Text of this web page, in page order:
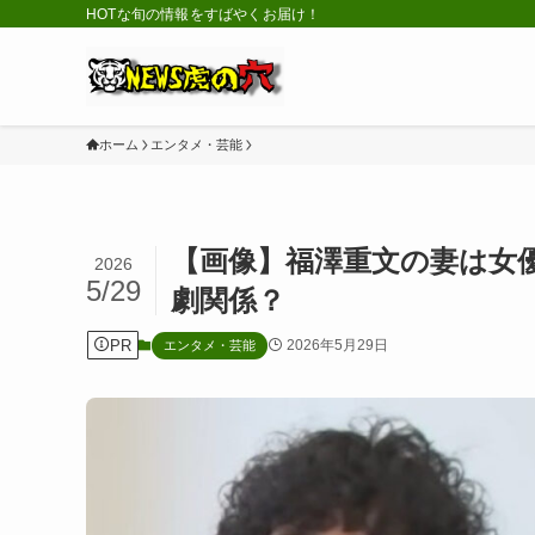
HOTな旬の情報をすばやくお届け！
ホーム エンタメ・芸能
【画像】福澤重文の妻は
劇関係？
2026
5/29
PR エンタメ・芸能 2026年5月29日